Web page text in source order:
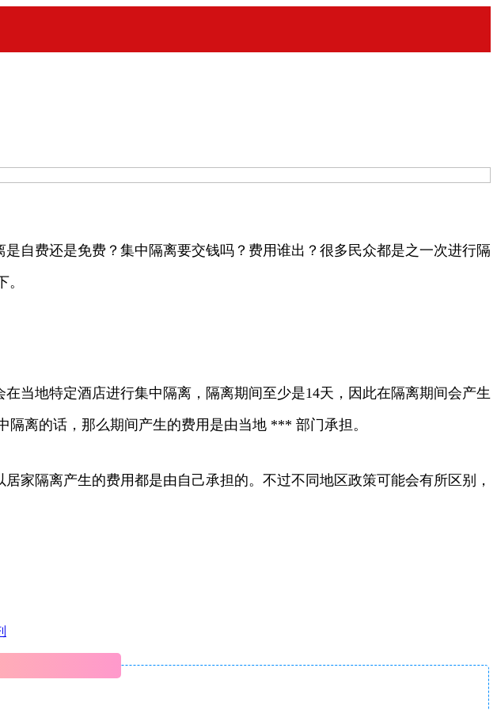
费还是免费？集中隔离要交钱吗？费用谁出？很多民众都是之一次进行隔
地特定酒店进行集中隔离，隔离期间至少是14天，因此在隔离期间会产生
离的话，那么期间产生的费用是由当地 *** 部门承担。
隔离产生的费用都是由自己承担的。不过不同地区政策可能会有所区别，